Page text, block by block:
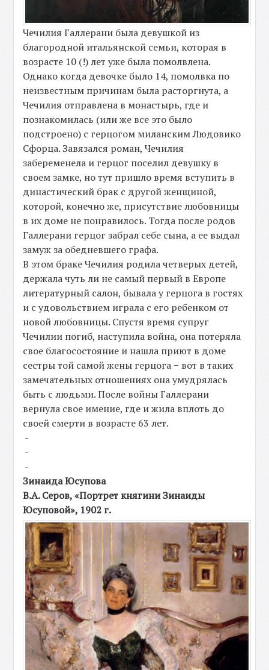
Чечилия Галлерани была девушкой из
благородной итальянской семьи, которая в
возрасте 10 (!) лет уже была помолвлена.
Однако когда девочке было 14, помолвка по
неизвестным причинам была расторгнута, а
Чечилия отправлена в монастырь, где и
познакомилась (или же все это было
подстроено) с герцогом миланским Людовико
Сфорца. Завязался роман, Чечилия
забеременела и герцог поселил девушку в
своем замке, но тут пришло время вступить в
династический брак с другой женщиной,
которой, конечно же, присутствие любовницы
в их доме не понравилось. Тогда после родов
Галлерани герцог забрал себе сына, а ее выдал
замуж за обедневшего графа.
В этом браке Чечилия родила четверых детей,
держала чуть ли не самый первый в Европе
литературный салон, бывала у герцога в гостях
и с удовольствием играла с его ребенком от
новой любовницы. Спустя время супруг
Чечилии погиб, наступила война, она потеряла
свое благосостояние и нашла приют в доме
сестры той самой жены герцога − вот в таких
замечательных отношениях она умудрялась
быть с людьми. После войны Галлерани
вернула свое имение, где и жила вплоть до
своей смерти в возрасте 63 лет.
-
-
-
Зинаида Юсупова
В.А. Серов, «Портрет княгини Зинаиды
Юсуповой», 1902 г.